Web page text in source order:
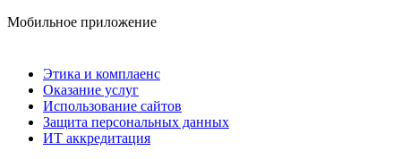
Мобильное приложение
Этика и комплаенс
Оказание услуг
Использование сайтов
Защита персональных данных
ИТ аккредитация